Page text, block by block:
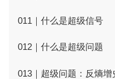
011｜什么是超级信号
012｜什么是超级问题
013｜超级问题：反熵增